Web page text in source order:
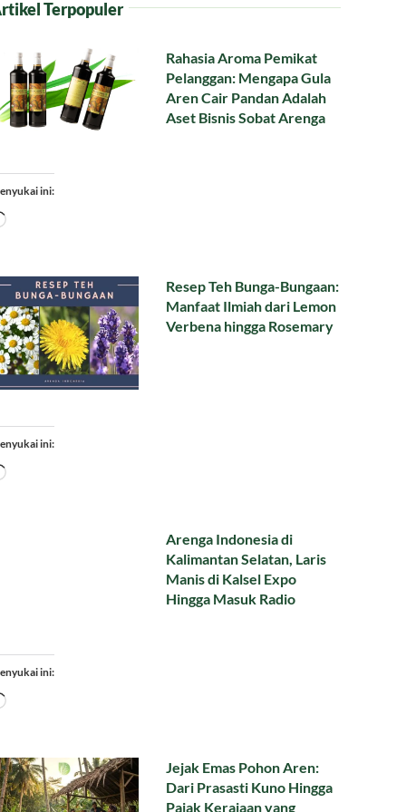
Terpopuler
Rahasia Aroma Pemikat
Pelanggan: Mengapa Gula
Aren Cair Pandan Adalah
Aset Bisnis Sobat Arenga
ini:
Memuat...
Resep Teh Bunga-Bungaan:
Manfaat Ilmiah dari Lemon
Verbena hingga Rosemary
ini:
Memuat...
Arenga Indonesia di
Kalimantan Selatan, Laris
Manis di Kalsel Expo
Hingga Masuk Radio
ini:
Memuat...
Jejak Emas Pohon Aren:
Dari Prasasti Kuno Hingga
Pajak Kerajaan yang